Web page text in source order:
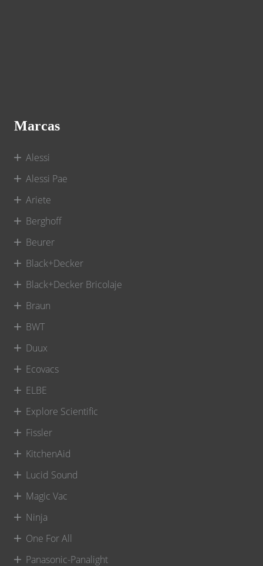
Marcas
Alessi
Alessi Pae
Ariete
Berghoff
Beurer
Black+Decker
Black+Decker Bricolaje
Braun
BWT
Duux
Ecovacs
ELBE
Explore Scientific
Fissler
KitchenAid
Lucid Sound
Magic Vac
Ninja
One For All
Panasonic-Panalight